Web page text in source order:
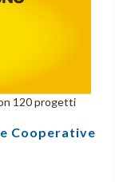
120 progetti
Cooperative